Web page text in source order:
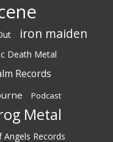
iron maiden
Death Metal
Records
Podcast
Metal
Angels Records